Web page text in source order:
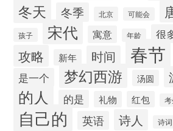
冬天 冬季 北京 可能会
孩子 宋代 寓意 年龄 很
攻略 新年 时间 春节
是一个 梦幻西游 汤圆
的人 的是 礼物 红包 考
自己的 英语 诗人 诗词